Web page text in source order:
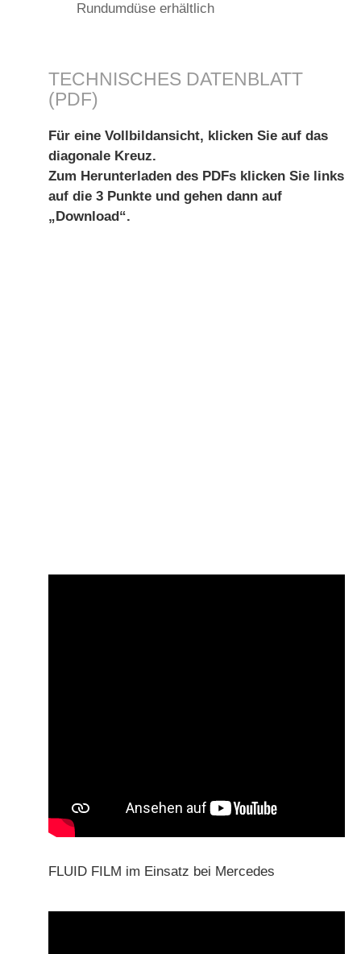
Rundumdüse erhältlich
TECHNISCHES DATENBLATT
(PDF)
Für eine Vollbildansicht, klicken Sie auf das
diagonale Kreuz.
Zum Herunterladen des PDFs klicken Sie links
auf die 3 Punkte und gehen dann auf
„Download“.
FLUID FILM im Einsatz bei Mercedes